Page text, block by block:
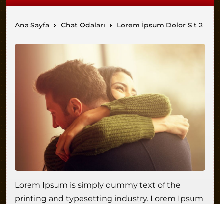
Ana Sayfa Chat Odaları Lorem İpsum Dolor Sit 2
Lorem Ipsum is simply dummy text of the
printing and typesetting industry. Lorem Ipsum